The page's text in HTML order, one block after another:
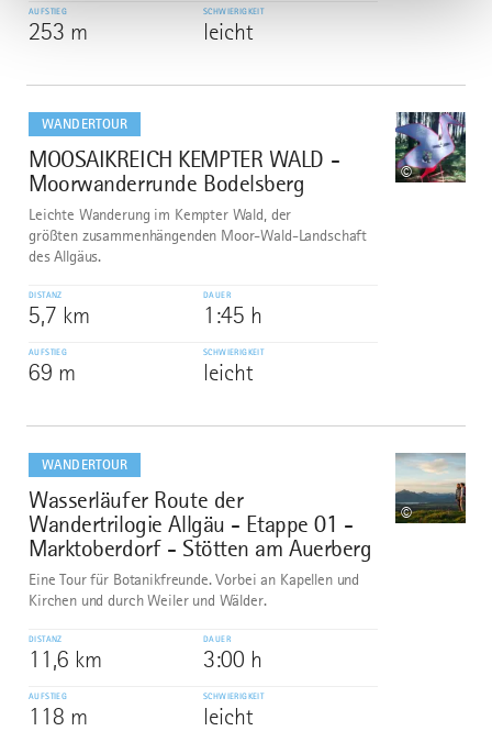
AUFSTIEG
253 m
SCHWIERIGKEIT
leicht
WANDERTOUR
7
MOOSAIKREICH KEMPTER WALD -
Moorwanderrunde Bodelsberg
©
Leichte Wanderung im Kempter Wald, der
größten zusammenhängenden Moor-Wald-Landschaft
des Allgäus.
DISTANZ
5,7 km
DAUER
1:45 h
AUFSTIEG
69 m
SCHWIERIGKEIT
leicht
dazu
WANDERTOUR
8
Wasserläufer Route der
Wandertrilogie Allgäu - Etappe 01 -
Marktoberdorf - Stötten am Auerberg
©
Eine Tour für Botanikfreunde. Vorbei an Kapellen und
Kirchen und durch Weiler und Wälder.
DISTANZ
11,6 km
DAUER
3:00 h
AUFSTIEG
118 m
SCHWIERIGKEIT
leicht
dazu